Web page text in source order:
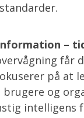
–
på at
og
intelligens